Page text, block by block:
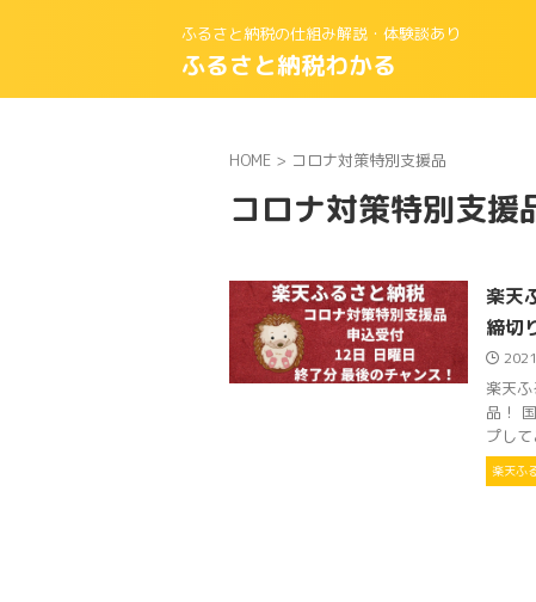
ふるさと納税の仕組み解説・体験談あり
ふるさと納税わかる
HOME > コロナ対策特別支援品
コロナ対策特別支援
楽天
締切
楽天
品！
プし
楽天ふ